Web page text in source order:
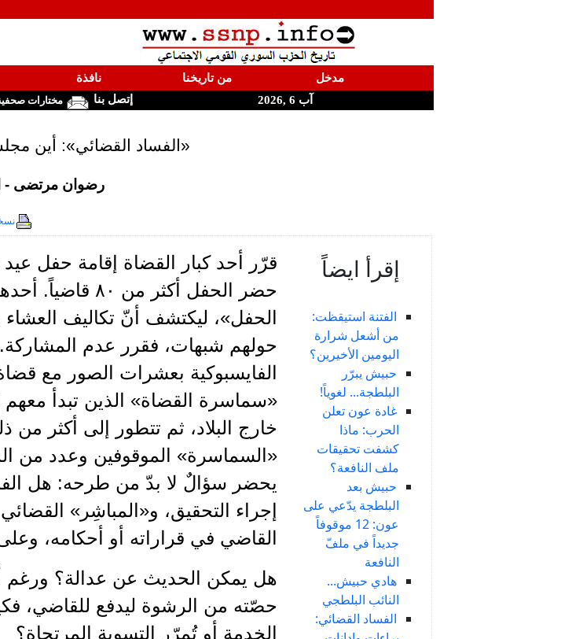
مدخل من تاريخنا نافذة
آب 6 ,2026
إتصل بنا مختارات
«الفساد القضائي»: أين
رضوان مرتضى -
إقرأ ايضاً
الفتنة استيقظت:
من أشعل شرارة
اليومين الأخيرين؟
حبيش يبرّر
البلطجة... لغوياً!
غادة عون تعلن
الحرب: ماذا
كشفت تحقيقات
ملف النافعة؟
حبيش بعد
البلطجة يدّعي على
عون: 12 موقوفاً
جديداً في ملفّ
النافعة
هادي حبيش...
النائب البلطجي
الفساد القضائي:
قرّر أحد كبار القضاة إقامة حفل
حضر الحفل
الحفل»، ليكتشف أنّ تكاليف
حولهم شبهات، فقرر عدم
الفايسبوكية بعشرات الصور مع
«سماسرة القضاة» الذين تبدأ
خارج البلاد، ثم تتطور إلى أكثر من
«السماسرة» الموقوفين وعدد من
يحضر سؤالٌ لا بدّ من طرحه: هل
إجراء التحقيق، و«المباشِر»
القاضي في قراراته أو أحكامه،
هل يمكن الحديث عن عدالة؟ ورغم
حصّته من الرشوة ليدفع للقاضي،
الخدمة أو تُمرّر التسوية المرتجاة؟